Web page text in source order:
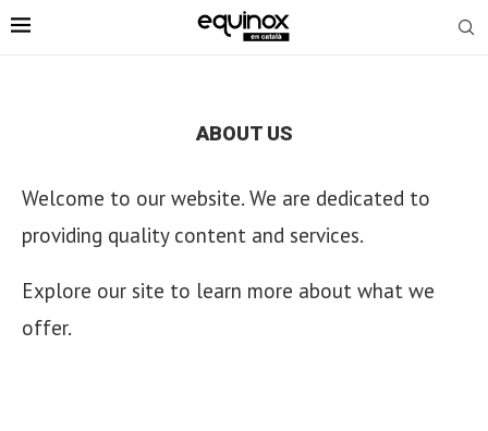
ABOUT US
Welcome to our website. We are dedicated to
providing quality content and services.
Explore our site to learn more about what we
offer.